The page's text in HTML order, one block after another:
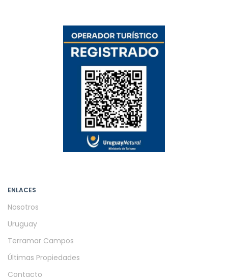
ENLACES
Nosotros
Uruguay
Terramar Campos
Últimas Propiedades
Contacto